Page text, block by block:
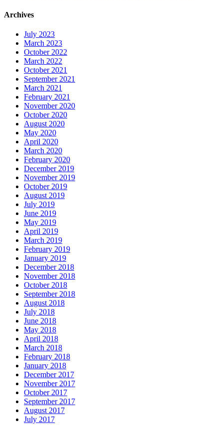
Archives
July 2023
March 2023
October 2022
March 2022
October 2021
September 2021
March 2021
February 2021
November 2020
October 2020
August 2020
May 2020
April 2020
March 2020
February 2020
December 2019
November 2019
October 2019
August 2019
July 2019
June 2019
May 2019
April 2019
March 2019
February 2019
January 2019
December 2018
November 2018
October 2018
September 2018
August 2018
July 2018
June 2018
May 2018
April 2018
March 2018
February 2018
January 2018
December 2017
November 2017
October 2017
September 2017
August 2017
July 2017